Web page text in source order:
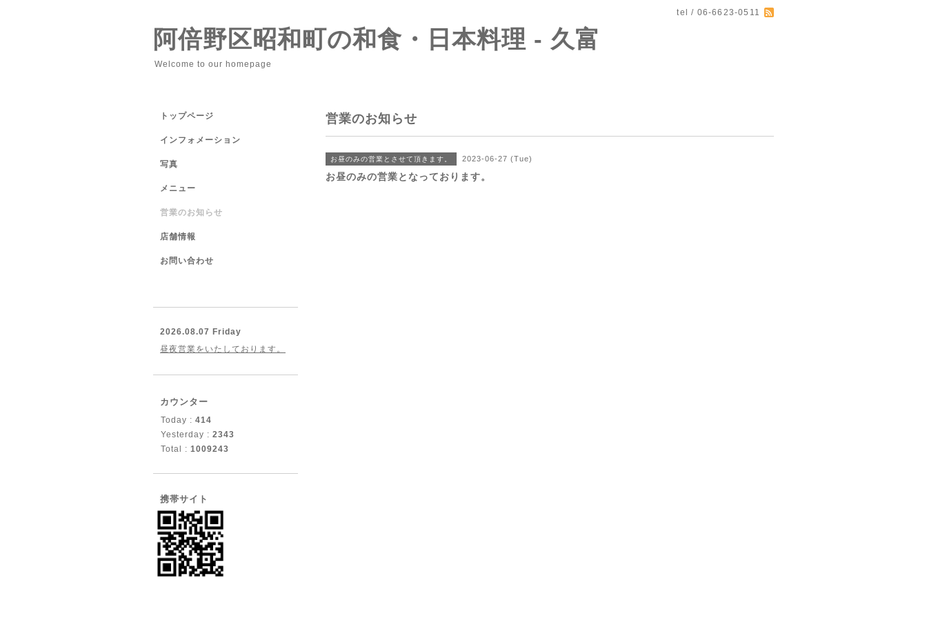
tel / 06-6623-0511
阿倍野区昭和町の和食・日本料理 - 久富
Welcome to our homepage
営業のお知らせ
お昼のみの営業とさせて頂きます。 2023-06-27 (Tue)
お昼のみの営業となっております。
トップページ
インフォメーション
写真
メニュー
営業のお知らせ
店舗情報
お問い合わせ
2026.08.07 Friday
昼夜営業をいたしております。
カウンター
Today : 414
Yesterday : 2343
Total : 1009243
携帯サイト